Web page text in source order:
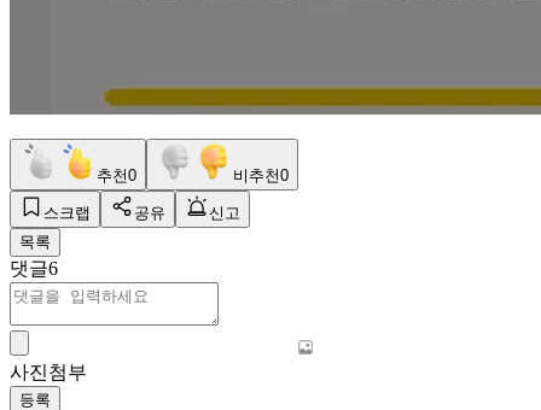
추천0 비추천0
스크랩 공유
신고
목록
댓글6
사진첨부
등록